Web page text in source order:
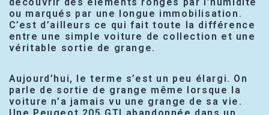
ou marqués par une longue immobilisation.
C’est d’ailleurs ce qui fait toute la différence
entre une simple voiture de collection et une
véritable sortie de grange.
Aujourd’hui, le terme s’est un peu élargi. On
parle de sortie de grange même lorsque la
voiture n’a jamais vu une grange de sa vie.
Une Peugeot 205 GTI abandonnée dans un